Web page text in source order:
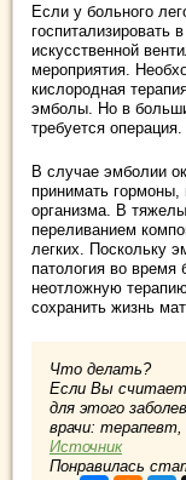
Если у больного
госпитализировать
искусственной
мероприятия.
кислородная
эмболы. Но в
требуется операция.
В случае эмболии
принимать гормоны,
организма. В
переливанием
легких. Поскольку
патология во время
неотложную
сохранить жизнь
Что делать?
Если Вы
для этого
врачи: терапевт,
Источник
Понравилась